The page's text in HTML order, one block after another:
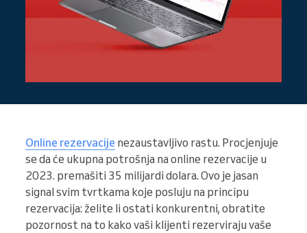
Online rezervacije nezaustavljivo rastu. Procjenjuje
se da će ukupna potrošnja na online rezervacije u
2023. premašiti 35 milijardi dolara. Ovo je jasan
signal svim tvrtkama koje posluju na principu
rezervacija: želite li ostati konkurentni, obratite
pozornost na to kako vaši klijenti rezerviraju vaše